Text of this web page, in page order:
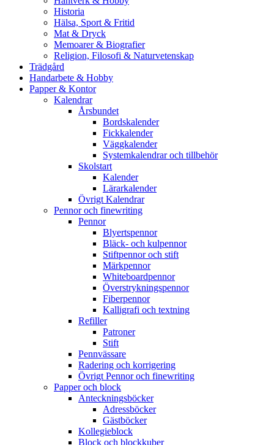
Historia
Hälsa, Sport & Fritid
Mat & Dryck
Memoarer & Biografier
Religion, Filosofi & Naturvetenskap
Trädgård
Handarbete & Hobby
Papper & Kontor
Kalendrar
Årsbundet
Bordskalender
Fickkalender
Väggkalender
Systemkalendrar och tillbehör
Skolstart
Kalender
Lärarkalender
Övrigt Kalendrar
Pennor och finewriting
Pennor
Blyertspennor
Bläck- och kulpennor
Stiftpennor och stift
Märkpennor
Whiteboardpennor
Överstrykningspennor
Fiberpennor
Kalligrafi och textning
Refiller
Patroner
Stift
Pennvässare
Radering och korrigering
Övrigt Pennor och finewriting
Papper och block
Anteckningsböcker
Adressböcker
Gästböcker
Kollegieblock
Block och blockkuber